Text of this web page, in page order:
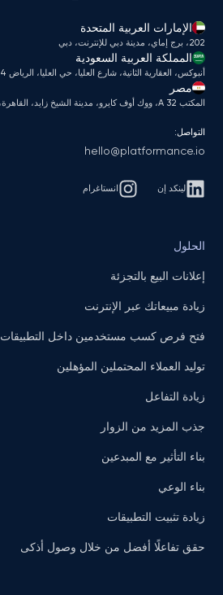
الإمارات العربية المتحدة
202، برج إماي، مدينة دبي للإنترنت، دبي
المملكة العربية السعودية
أنبوكس، العقارية الثانية، شارع العليا، حي العليا، الرياض 12244، المملكة العربية السعودية
مصر
المكتب A 32، ووك أوف كايرو، مدينة الشيخ زايد، القاهرة، مصر
التواصل:
hello@platformance.io
لينكد إن انستاغرام
الحلول
إعلانات البيع بالتجزئة
زيادة مبيعاتك عبر الإنترنت
فتح فرص كسب مستخدمين داخل التطبيقات
توليد العملاء المحتملين المؤهلين
زيادة التفاعل
جذب المزيد من الزوار
بناء التأثير مع المبدعين
بناء الوعي
زيادة تثبيت التطبيقات
حقق تفاعلًا أفضل من خلال وصول أذكى